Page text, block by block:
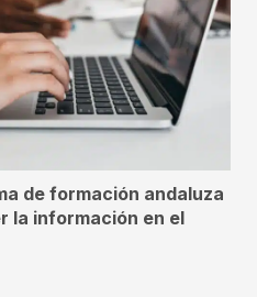
de formación andaluza
la información en el